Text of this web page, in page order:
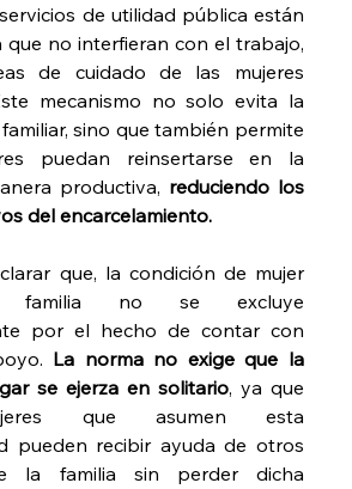
de utilidad pública están
que no interfieran con el trabajo,
de cuidado de las mujeres
mecanismo no solo evita la
sino que también permite
puedan reinsertarse en la
productiva, reduciendo los
del encarcelamiento.
que, la condición de mujer
familia no se excluye
por el hecho de contar con
La norma no exige que la
se ejerza en solitario, ya que
que asumen esta
pueden recibir ayuda de otros
la familia sin perder dicha